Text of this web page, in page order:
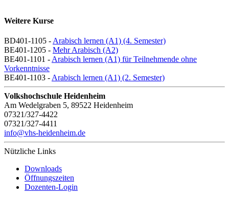
Weitere Kurse
BD401-1105 -Arabisch lernen (A1) (4. Semester)
BE401-1205 - Mehr Arabisch (A2)
BE401-1101 -Arabisch lernen (A1) für Teilnehmende ohne
Vorkenntnisse
BE401-1103 -Arabisch lernen (A1) (2. Semester)
Volkshochschule Heidenheim
Am Wedelgraben 5, 89522 Heidenheim
07321/327-4422
07321/327-4411
info@vhs-heidenheim.de
Nützliche Links
Downloads
Öffnungszeiten
Dozenten-Login